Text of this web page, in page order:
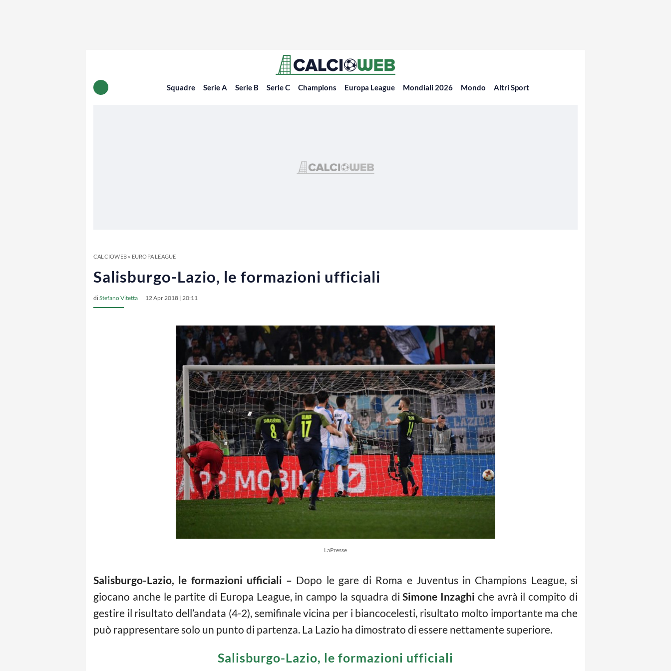
Squadre Serie A Serie B Serie C Champions Europa League Mondiali 2026 Mondo Altri Sport
CALCIOWEB» EUROPA LEAGUE
Salisburgo-Lazio, le formazioni ufficiali
diStefano Vitetta 12 Apr 2018 | 20:11
LaPresse
Salisburgo-Lazio, le formazioni ufficiali – Dopo le gare di Roma e Juventus in Champions League, si
giocano anche le partite di Europa League, in campo la squadra diSimone Inzaghi che avrà il compito di
gestire il risultato dell’andata (4-2), semifinale vicina per i biancocelesti, risultato molto importante ma che
può rappresentare solo un punto di partenza. La Lazio ha dimostrato di essere nettamente superiore.
Salisburgo-Lazio, le formazioni ufficiali